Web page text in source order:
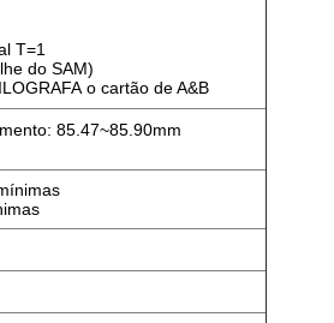
T=1
do SAM)
o cartão de A&B
85.47~85.90mm